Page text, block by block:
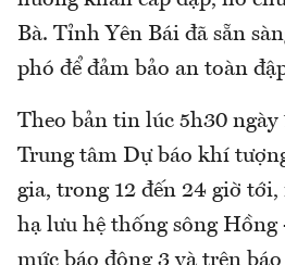
Bà. Tỉnh Yên Bái đã sẵn
phó để đảm bảo an toàn
Theo bản tin lúc 5h30 ngày
Trung tâm Dự báo khí
gia, trong 12 đến 24 giờ
hạ lưu hệ thống sông